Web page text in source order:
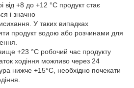
від +8 до +12 °C продукт стає
і значно
У таких випадках
продукт водою або розчинами для
+23 °С робочий час продукту
ходіння можливо через 24
нижче +15°C, необхідно почекати